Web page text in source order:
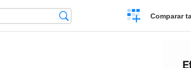
Crear
una
Comparar